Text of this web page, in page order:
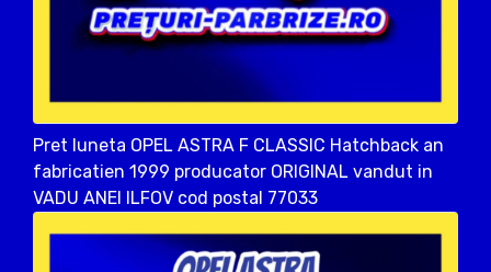
Pret luneta OPEL ASTRA F CLASSIC Hatchback an
fabricatien 1999 producator ORIGINAL vandut in
VADU ANEI ILFOV cod postal 77033